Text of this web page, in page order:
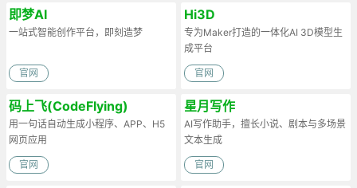
即梦AI
一站式智能创作平台，即刻造梦
官网
Hi3D
专为Maker打造的一体化AI 3D模型生
成平台
官网
码上飞(CodeFlying)
用一句话自动生成小程序、APP、H5
网页应用
官网
星月写作
AI写作助手，擅长小说、剧本与多场景
文本生成
官网